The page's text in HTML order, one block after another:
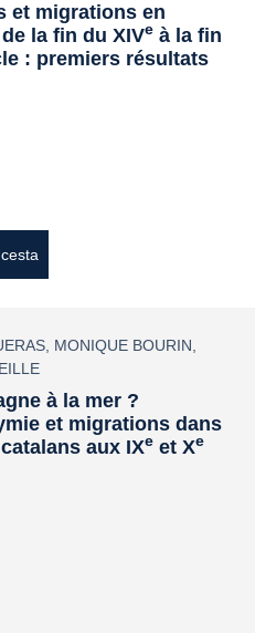
et migrations en
la fin du XIVe à la fin
: premiers résultats
MONIQUE BOURIN
à la mer ?
et migrations dans
aux IXe et Xe